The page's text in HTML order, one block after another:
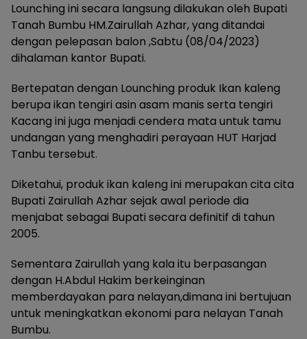
Lounching ini secara langsung dilakukan oleh Bupati
Tanah Bumbu HM.Zairullah Azhar, yang ditandai
dengan pelepasan balon ,Sabtu (08/04/2023)
dihalaman kantor Bupati.
Bertepatan dengan Lounching produk Ikan kaleng
berupa ikan tengiri asin asam manis serta tengiri
Kacang ini juga menjadi cendera mata untuk tamu
undangan yang menghadiri perayaan HUT Harjad
Tanbu tersebut.
Diketahui, produk ikan kaleng ini merupakan cita cita
Bupati Zairullah Azhar sejak awal periode dia
menjabat sebagai Bupati secara definitif di tahun
2005.
Sementara Zairullah yang kala itu berpasangan
dengan H.Abdul Hakim berkeinginan
memberdayakan para nelayan,dimana ini bertujuan
untuk meningkatkan ekonomi para nelayan Tanah
Bumbu.